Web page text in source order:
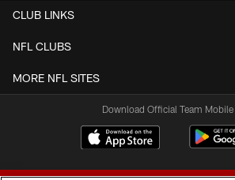
CLUB LINKS
NFL CLUBS
MORE NFL SITES
Download Official Team